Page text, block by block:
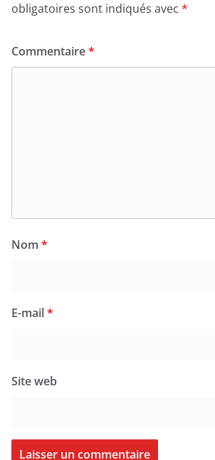
obligatoires sont indiqués avec *
Commentaire*
Nom *
E-mail*
Site web